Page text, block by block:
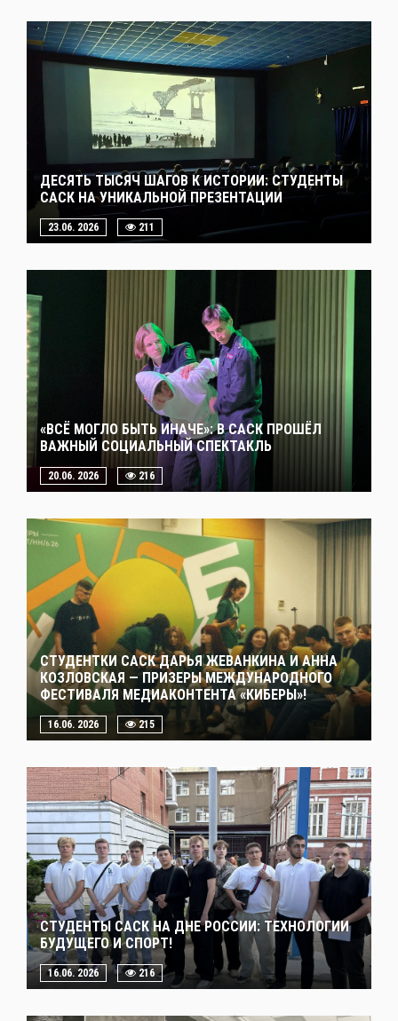
ДЕСЯТЬ ТЫСЯЧ ШАГОВ К ИСТОРИИ: СТУДЕНТЫ
САСК НА УНИКАЛЬНОЙ ПРЕЗЕНТАЦИИ
23.06. 2026 211
«ВСЁ МОГЛО БЫТЬ ИНАЧЕ»: В САСК ПРОШЁЛ
ВАЖНЫЙ СОЦИАЛЬНЫЙ СПЕКТАКЛЬ
20.06. 2026 216
СТУДЕНТКИ САСК ДАРЬЯ ЖЕВАНКИНА И АННА
КОЗЛОВСКАЯ — ПРИЗЕРЫ МЕЖДУНАРОДНОГО
ФЕСТИВАЛЯ МЕДИАКОНТЕНТА «КИБЕРЫ»!
16.06. 2026 215
СТУДЕНТЫ САСК НА ДНЕ РОССИИ: ТЕХНОЛОГИИ
БУДУЩЕГО И СПОРТ!
16.06. 2026 216